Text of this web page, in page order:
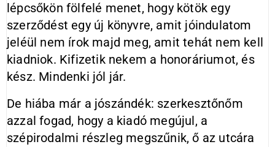
lépcsőkön fölfelé menet, hogy kötök egy
szerződést egy új könyvre, amit jóindulatom
jeléül nem írok majd meg, amit tehát nem kell
kiadniok. Kifizetik nekem a honoráriumot, és
kész. Mindenki jól jár.
De hiába már a jószándék: szerkesztőnőm
azzal fogad, hogy a kiadó megújul, a
szépirodalmi részleg megszűnik, ő az utcára